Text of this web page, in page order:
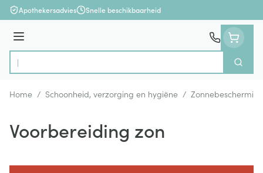
Ga naar de inhoud
Apothekersadvies Snelle beschikbaarheid
Menu
Product, merk, categorie...
Zoek
Home / Schoonheid, verzorging en hygiëne / Zonnebescherming
Voorbereiding zon